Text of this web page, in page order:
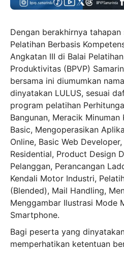
Dengan berakhirnya
Pelatihan Berbasis
Angkatan III di Balai
Produktivitas (BPVP)
bersama ini diumumkan
dinyatakan LULUS, sesuai
program pelatihan
Bangunan, Meracik
Basic, Mengoperasikan
Online, Basic Web
Residential, Product Design
Pelanggan, Perancangan
Kendali Motor Industri,
(Blended), Mail Handling,
Menggambar Ilustrasi Mode
Smartphone.
Bagi peserta yang
memperhatikan ketentuan